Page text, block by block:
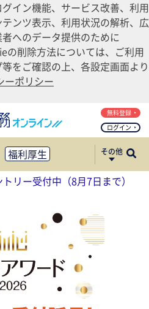
イン機能、サービス改善、利用
ンツ表示、利用状況の解析、広
へのデータ提供のために
の削除方法については、ご利用
をご確認の上、各設定画面より
ーポリシー
ログイン
無料登録
福利厚生
ン活性化
・SDGs
減
調査・レポート
その他
リー受付中（8月7日まで）